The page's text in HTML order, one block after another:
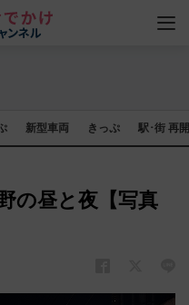
新型車両 きっぷ 駅･街 再
の昼と夜【写真